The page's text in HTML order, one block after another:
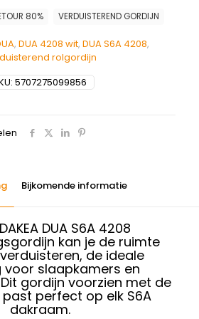
5707275099856
, DUA 4208 wit, DUA S6A 4208,
rolgordijn
80% VERDUISTEREND GORDIJN
Bijkomende informatie
DUA S6A 4208
kan je de ruimte
de ideale
voor slaapkamers en
gordijn voorzien met de
perfect op elk S6A
dakraam.